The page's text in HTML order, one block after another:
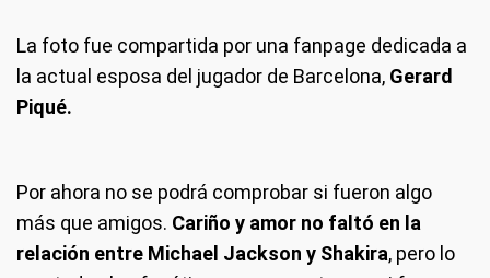
La foto fue compartida por una fanpage dedicada a
la actual esposa del jugador de Barcelona, Gerard
Piqué.
Por ahora no se podrá comprobar si fueron algo
más que amigos. Cariño y amor no faltó en la
relación entre Michael Jackson y Shakira, pero lo